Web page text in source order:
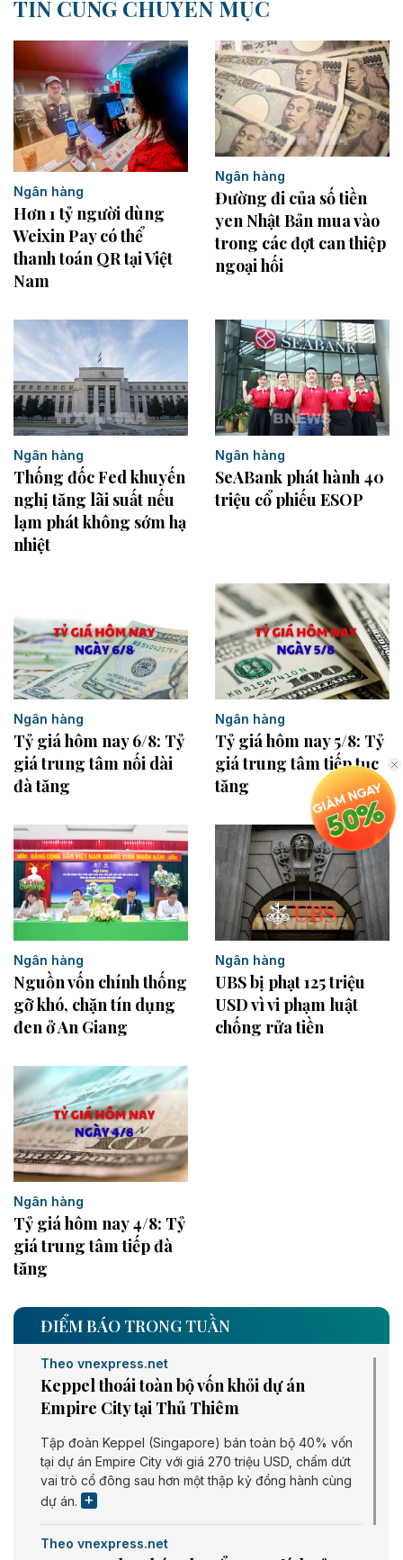
TIN CÙNG CHUYÊN MỤC
Ngân hàng
Hơn 1 tỷ người dùng
Weixin Pay có thể
thanh toán QR tại Việt
Nam
Ngân hàng
Đường đi của số tiền
yen Nhật Bản mua vào
trong các đợt can thiệp
ngoại hối
Ngân hàng
Thống đốc Fed khuyến
nghị tăng lãi suất nếu
lạm phát không sớm hạ
nhiệt
Ngân hàng
SeABank phát hành 40
triệu cổ phiếu ESOP
Ngân hàng
Tỷ giá hôm nay 6/8: Tỷ
giá trung tâm nối dài
đà tăng
Ngân hàng
Tỷ giá hôm nay 5/8: Tỷ
giá trung tâm tiếp tục
tăng
Ngân hàng
Nguồn vốn chính thống
gỡ khó, chặn tín dụng
đen ở An Giang
Ngân hàng
UBS bị phạt 125 triệu
USD vì vi phạm luật
chống rửa tiền
Ngân hàng
Tỷ giá hôm nay 4/8: Tỷ
giá trung tâm tiếp đà
tăng
ĐIỂM BÁO TRONG TUẦN
Theo vnexpress.net
Keppel thoái toàn bộ vốn khỏi dự án
Empire City tại Thủ Thiêm
Tập đoàn Keppel (Singapore) bán toàn bộ 40% vốn
tại dự án Empire City với giá 270 triệu USD, chấm dứt
vai trò cổ đông sau hơn một thập kỷ đồng hành cùng
dự án.
Theo vnexpress.net